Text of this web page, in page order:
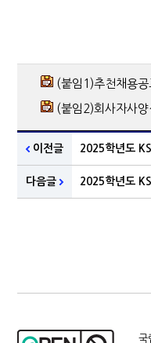
(붙임1)추천채용
(붙임2)회사자사
이전글 2025학년도
다음글 2025학년도
국